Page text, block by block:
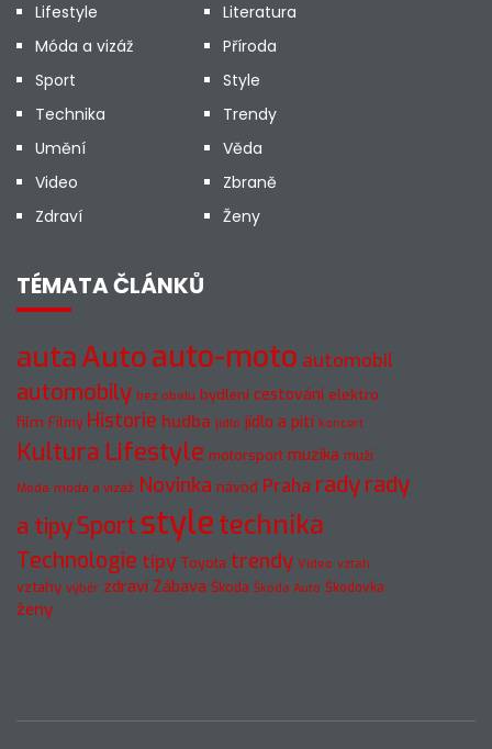
Lifestyle
Literatura
Móda a vizáž
Příroda
Sport
Style
Technika
Trendy
Umění
Věda
Video
Zbraně
Zdraví
Ženy
TÉMATA ČLÁNKŮ
autaAutoauto-moto automobil
automobily bez obalu bydlení cestování elektro
film Filmy Historie hudba jídlo jídlo a pití koncert
Kultura Lifestyle motorsport muzika muži
Móda móda a vizáž Novinka návod Praha radyrady
a tipySport styletechnika
Technologie tipy Toyota trendy Video vztah
vztahy výběr zdraví Zábava Škoda Škoda Auto Škodovka
ženy